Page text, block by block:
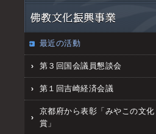
最近の活動
第３回国会議員懇談会
第１回吉崎経済会議
京都府から表彰「みやこの文化
賞」